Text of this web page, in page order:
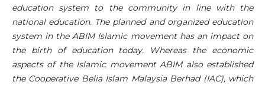
education system to the community in line with the
national education. The planned and organized education
system in the ABIM Islamic movement has an impact on
the birth of education today. Whereas the economic
aspects of the Islamic movement ABIM also established
the Cooperative Belia Islam Malaysia Berhad (IAC), which